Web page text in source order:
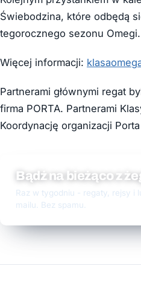
Świebodzina, które odbędą
tegorocznego sezonu Omegi.
Więcej informacji:
Partnerami głównymi regat
firma PORTA. Partnerami
Koordynację organizacji
Bądź na bieżąco z
Raz w tygodniu - regaty, rejsy i
mailu. Bez spamu.